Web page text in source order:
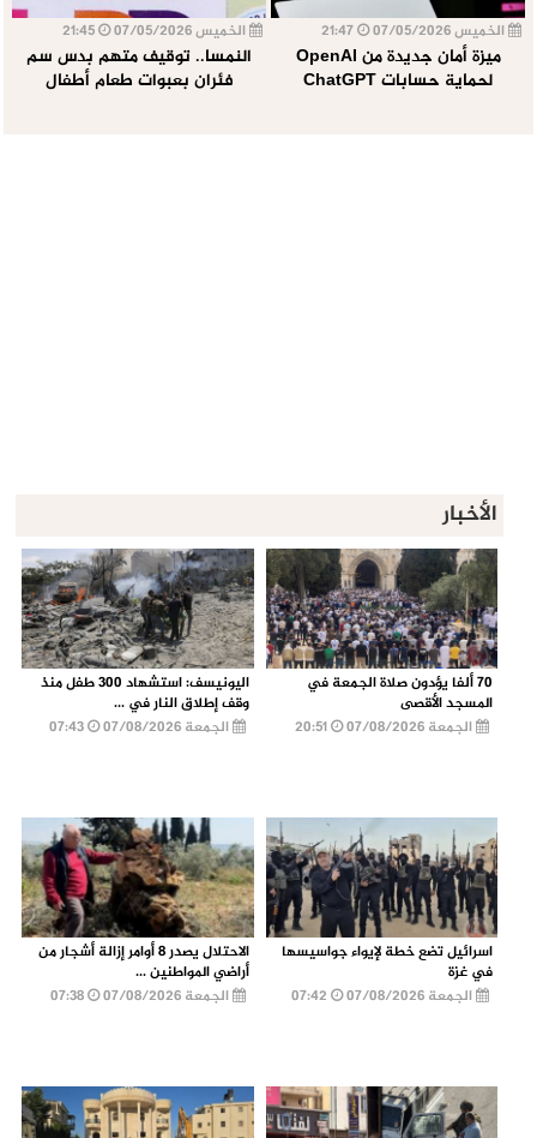
الخميس 07/05/2026
ميزة أمان جديدة من OpenAI
لحماية حسابات ChatGPT
الخميس 07/05/2026
النمسا.. توقيف متهم بدس سم
فئران بعبوات طعام أطفال
الأخبار
70 ألفا يؤدون صلاة الجمعة في
المسجد الأقصى
الجمعة 07/08/2026
اليونيسف: استشهاد 300 طفل منذ
وقف إطلاق النار في ...
الجمعة 07/08/2026
07:43
اسرائيل تضع خطة لإيواء جواسيسها
في غزة
الجمعة 07/08/2026
الاحتلال يصدر 8 أوامر إزالة أشجار من
أراضي المواطنين ...
الجمعة 07/08/2026
07:38